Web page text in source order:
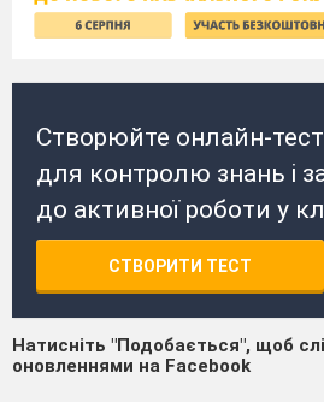
Створюйте онлайн-
для контролю знань і
до активної роботи у
СТВОРИТИ ТЕСТ
Натисніть "Подобається", щоб
оновленнями на Facebook